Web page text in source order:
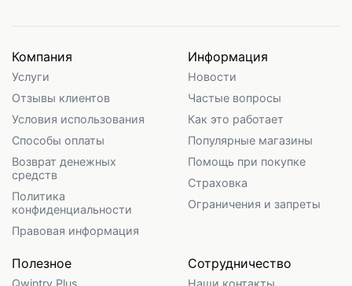
Компания
Услуги
Отзывы клиентов
Условия использования
Способы оплаты
Возврат денежных
средств
Политика
конфиденциальности
Правовая информация
Информация
Новости
Частые вопросы
Как это работает
Популярные магазины
Помощь при покупке
Страховка
Ограничения и запреты
Полезное Сотрудничество